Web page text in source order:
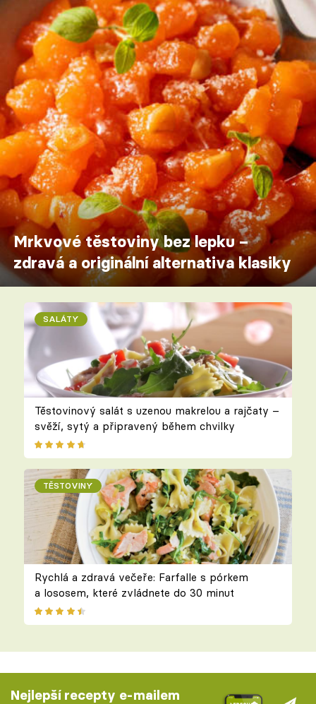
Mrkvové těstoviny bez lepku –
zdravá a originální alternativa klasiky
SALÁTY
Těstovinový salát s uzenou makrelou a rajčaty –
svěží, sytý a připravený během chvilky
TĚSTOVINY
Rychlá a zdravá večeře: Farfalle s pórkem
a lososem, které zvládnete do 30 minut
Nejlepší recepty e-mailem